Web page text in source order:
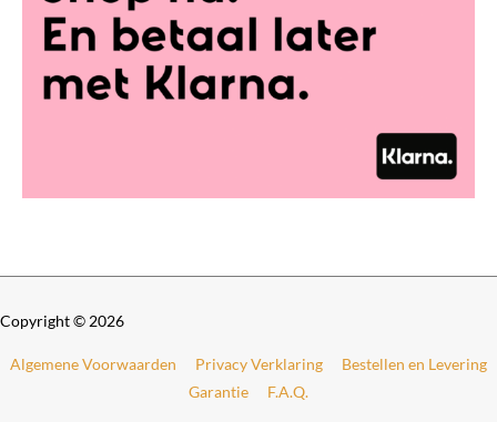
Copyright © 2026
Algemene Voorwaarden Privacy Verklaring
Bestellen en Levering
Garantie
F.A.Q.